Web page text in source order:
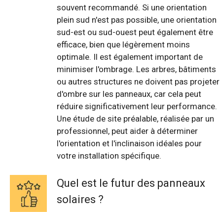
souvent recommandé. Si une orientation
plein sud n'est pas possible, une orientation
sud-est ou sud-ouest peut également être
efficace, bien que légèrement moins
optimale. Il est également important de
minimiser l'ombrage. Les arbres, bâtiments
ou autres structures ne doivent pas projeter
d'ombre sur les panneaux, car cela peut
réduire significativement leur performance.
Une étude de site préalable, réalisée par un
professionnel, peut aider à déterminer
l'orientation et l'inclinaison idéales pour
votre installation spécifique.
Quel est le futur des panneaux
solaires ?